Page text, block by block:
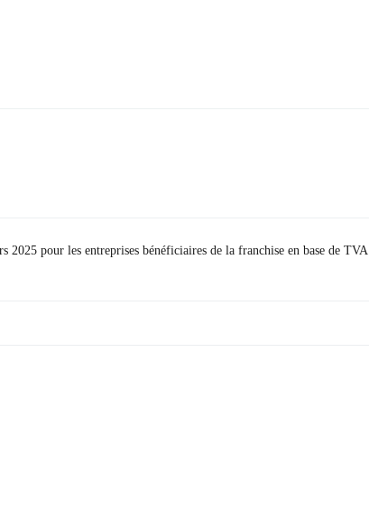
pour les entreprises bénéficiaires de la franchise en base de TVA